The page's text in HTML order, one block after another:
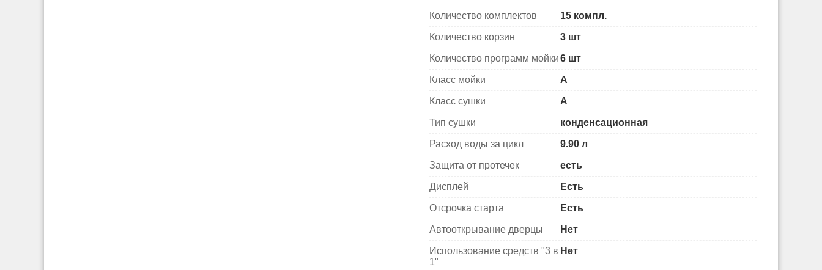
Количество комплектов 15 компл.
Количество корзин 3 шт
Количество программ мойки6 шт
Класс мойки A
Класс сушки A
Тип сушки конденсационная
Расход воды за цикл 9.90 л
Защита от протечек есть
Дисплей Есть
Отсрочка старта Есть
Автооткрывание дверцы Нет
Использование средств "3 в
1"
Нет